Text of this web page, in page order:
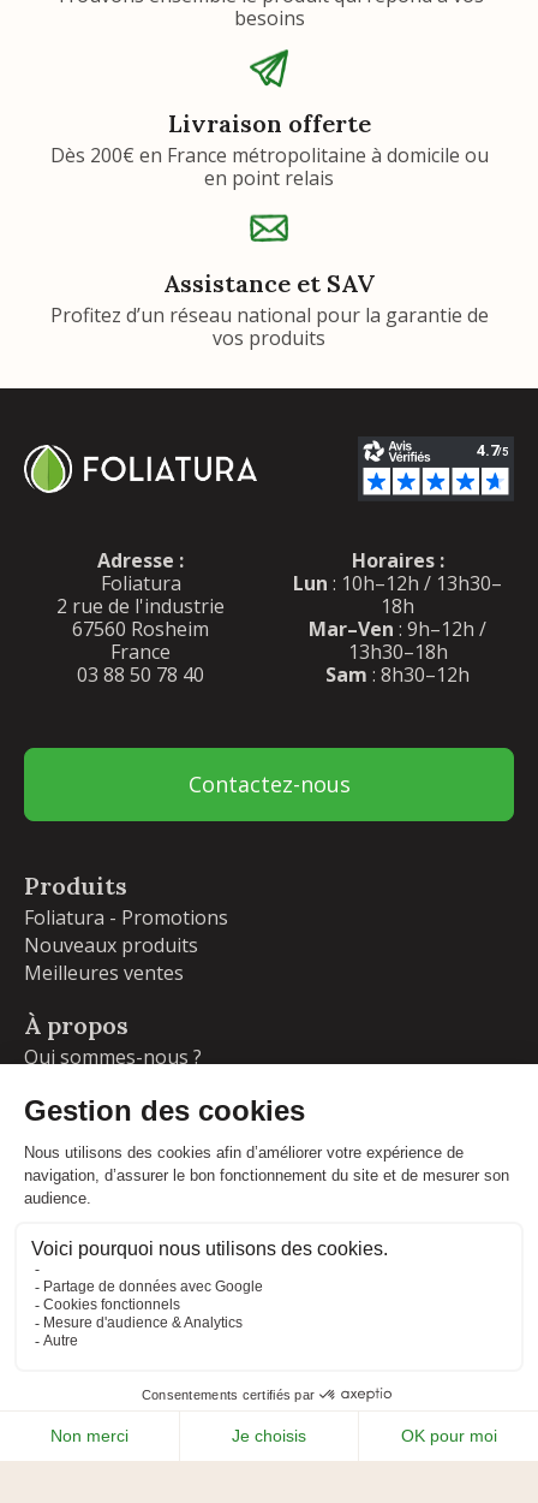
besoins
Livraison offerte
Dès 200€ en France métropolitaine à domicile ou
en point relais
Assistance et SAV
Profitez d’un réseau national pour la garantie de
vos produits
Adresse :
Foliatura
2 rue de l'industrie
67560 Rosheim
France
03 88 50 78 40
Horaires :
Lun : 10h–12h / 13h30–
18h
Mar–Ven : 9h–12h /
13h30–18h
Sam : 8h30–12h
Contactez-nous
Produits
Foliatura - Promotions
Nouveaux produits
Meilleures ventes
À propos
Qui sommes-nous ?
Livraisons et retours
Blog
Votre compte
Commandes
Adresses
CONDITIONS GÉNÉRALES DE VENTE
POLITIQUE DE CONFIDENTIALITÉ
PLAN DU SITE